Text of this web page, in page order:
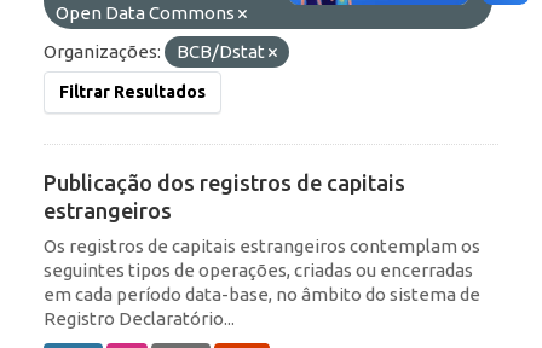
Open Data Commons
Organizações:
BCB/Dstat
Filtrar Resultados
Publicação dos registros de capitais
estrangeiros
Os registros de capitais estrangeiros contemplam os
seguintes tipos de operações, criadas ou encerradas
em cada período data-base, no âmbito do sistema de
Registro Declaratório...